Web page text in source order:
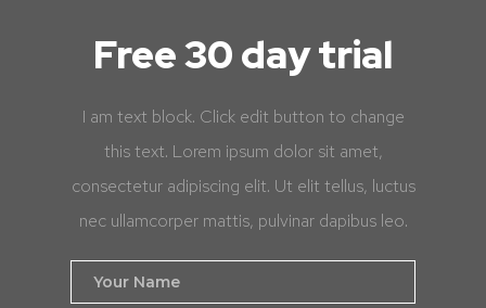
Free 30 day trial
I am text block. Click edit button to change
this text. Lorem ipsum dolor sit amet,
consectetur adipiscing elit. Ut elit tellus, luctus
nec ullamcorper mattis, pulvinar dapibus leo.